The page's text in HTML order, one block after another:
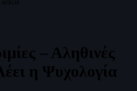
– Αληθινές
η Ψυχολογία